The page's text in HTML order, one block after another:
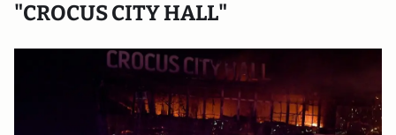
"CROCUS CITY HALL"